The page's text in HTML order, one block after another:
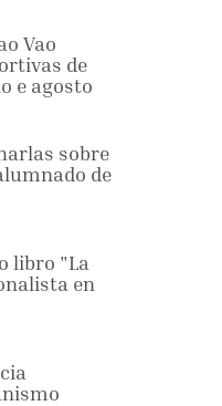
Vao
de
e agosto
sobre
de
libro "La
en